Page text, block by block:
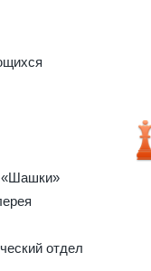
«Шашки»
отдел